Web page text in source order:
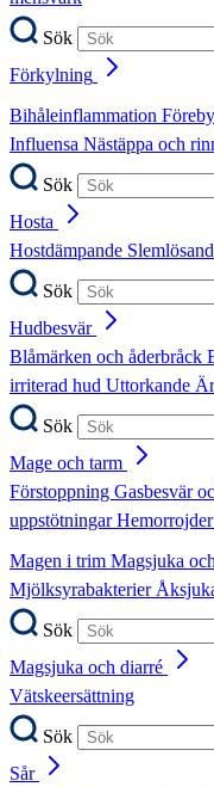
Sök
Förkylning
Bihåleinflammation
Influensa Nästäppa och
Sök
Hosta
Hostdämpande
Sök
Hudbesvär
Blåmärken och åderbråck
irriterad hud Uttorkande
Sök
Mage och tarm
Förstoppning Gasbesvär
uppstötningar
Magen i trim Magsjuka
Mjölksyrabakterier
Sök
Magsjuka och diarré
Vätskeersättning
Sök
Sår